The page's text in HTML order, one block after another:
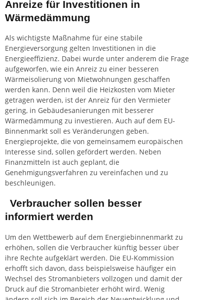
Anreize für Investitionen in
Wärmedämmung
Als wichtigste Maßnahme für eine stabile
Energieversorgung gelten Investitionen in die
Energieeffizienz. Dabei wurde unter anderem die Frage
aufgeworfen, wie ein Anreiz zu einer besseren
Wärmeisolierung von Mietwohnungen geschaffen
werden kann. Denn weil die Heizkosten vom Mieter
getragen werden, ist der Anreiz für den Vermieter
gering, in Gebäudesanierungen mit besserer
Wärmedämmung zu investieren. Auch auf dem EU-
Binnenmarkt soll es Veränderungen geben.
Energieprojekte, die von gemeinsamem europäischen
Interesse sind, sollen gefördert werden. Neben
Finanzmitteln ist auch geplant, die
Genehmigungsverfahren zu vereinfachen und zu
beschleunigen.
Verbraucher sollen besser
informiert werden
Um den Wettbewerb auf dem Energiebinnenmarkt zu
erhöhen, sollen die Verbraucher künftig besser über
ihre Rechte aufgeklärt werden. Die EU-Kommission
erhofft sich davon, dass beispielsweise häufiger ein
Wechsel des Stromanbieters vollzogen und damit der
Druck auf die Stromanbieter erhöht wird. Wenig